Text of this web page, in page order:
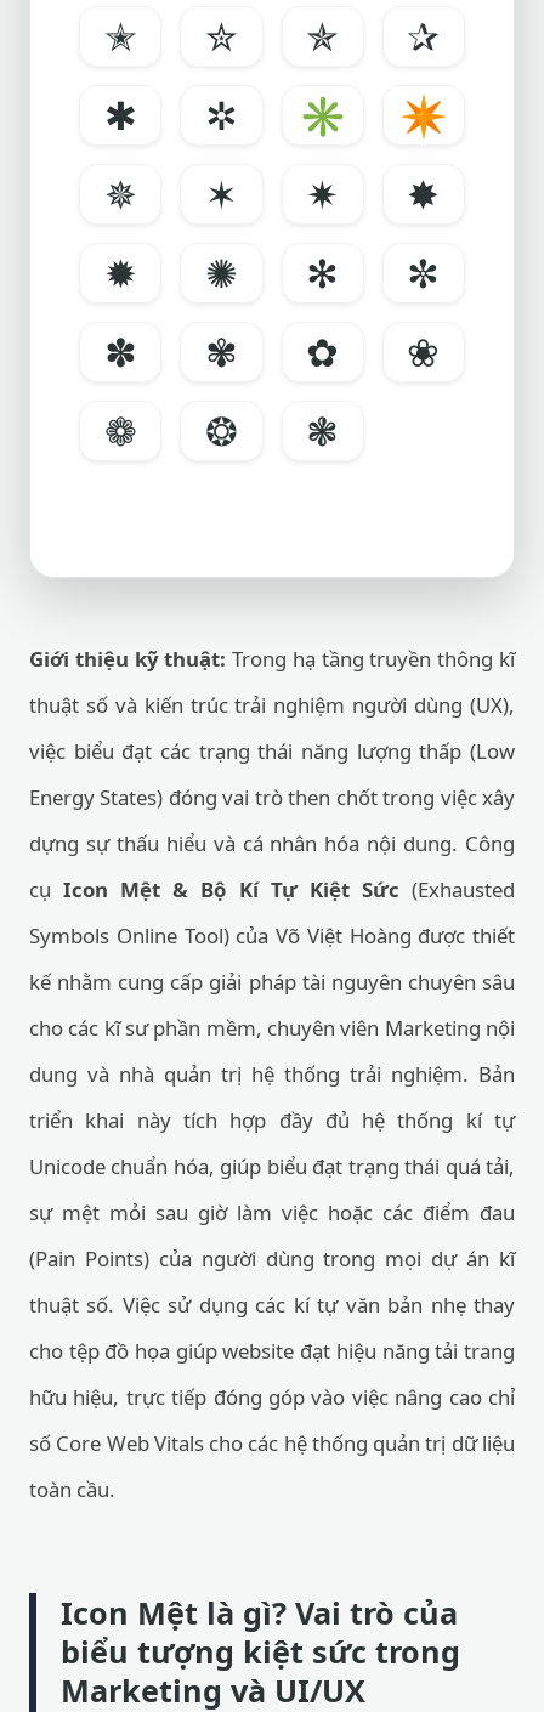
✭
✮ ✯
✰
✱
✲ ✳
✴
✵
✶ ✷
✸
✹
✺ ✻
✼
✽
✾ ✿
❀
❁
❂ ❃
Giới thiệu kỹ thuật: Trong hạ tầng truyền thông kĩ
thuật số và kiến trúc trải nghiệm người dùng (UX),
việc biểu đạt các trạng thái năng lượng thấp (Low
Energy States) đóng vai trò then chốt trong việc xây
dựng sự thấu hiểu và cá nhân hóa nội dung. Công
cụIcon Mệt & Bộ Kí Tự Kiệt Sức (Exhausted
Symbols Online Tool) của Võ Việt Hoàng được thiết
kế nhằm cung cấp giải pháp tài nguyên chuyên sâu
cho các kĩ sư phần mềm, chuyên viên Marketing nội
dung và nhà quản trị hệ thống trải nghiệm. Bản
triển khai này tích hợp đầy đủ hệ thống kí tự
Unicode chuẩn hóa, giúp biểu đạt trạng thái quá tải,
sự mệt mỏi sau giờ làm việc hoặc các điểm đau
(Pain Points) của người dùng trong mọi dự án kĩ
thuật số. Việc sử dụng các kí tự văn bản nhẹ thay
cho tệp đồ họa giúp website đạt hiệu năng tải trang
hữu hiệu, trực tiếp đóng góp vào việc nâng cao chỉ
số Core Web Vitals cho các hệ thống quản trị dữ liệu
toàn cầu.
Icon Mệt là gì? Vai trò của
biểu tượng kiệt sức trong
Marketing và UI/UX